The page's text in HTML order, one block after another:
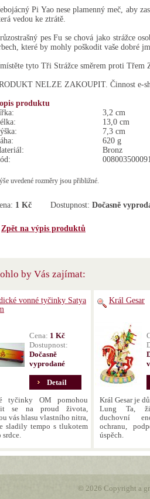
Pi Yao nese plamenný meč, aby
vedou ke ztrátě.
pes Fu se chová jako strážce
které by mohly poškodit vaše dobré
tyto Tři Strážce směrem proti Třem
NELZE ZAKOUPIT. Činnost e-
produktu
3,2 cm
13,0 cm
7,3 cm
620 g
Bronz
uvedené rozměry jsou přibližné.
1 Kč Dostupnost: Dočasně
Zpět na výpis produktů
by Vás zajímat:
vonné tyčinky Satya
Cena: 1 Kč
Dostupnost:
Dočasně
vyprodané
Detail
tyčinky OM pomohou
se na proud života,
vás hlasu vlastního nitra,
sladily tempo s tlukotem
srdce.
Král Gesar
Král Gesar je
Lung Ta,
duchovní
ochranu,
úspěch.
© 2026 Copyright a